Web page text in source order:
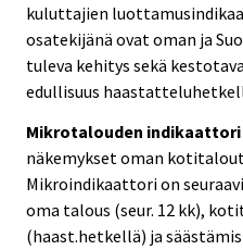
kuluttajien
osatekijänä ovat oman ja
tuleva kehitys sekä
edullisuus
Mikrotalouden indikaattori
näkemykset oman
Mikroindikaattori on
oma talous (seur. 12 kk),
(haast.hetkellä) ja